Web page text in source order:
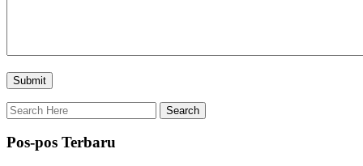
Pos-pos Terbaru